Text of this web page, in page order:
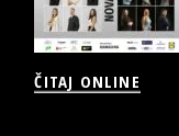
ČITAJ ONLINE